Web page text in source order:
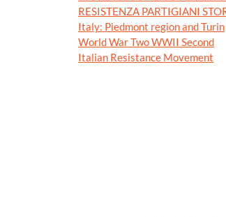
RESISTENZA PARTIGIANI
Italy: Piedmont region and Turin
World War Two WWII Second
Italian Resistance Movement